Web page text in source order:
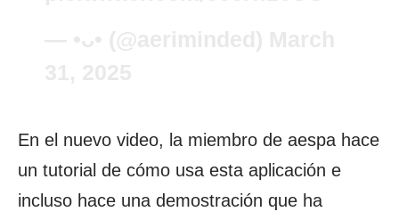
En el nuevo video, la miembro de aespa hace
un tutorial de cómo usa esta aplicación e
incluso hace una demostración que ha